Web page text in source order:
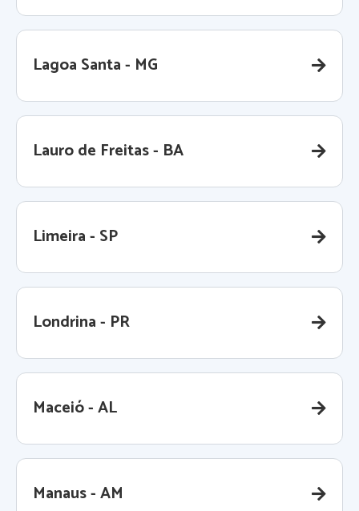
Lagoa Santa - MG
Lauro de Freitas - BA
Limeira - SP
Londrina - PR
Maceió - AL
Manaus - AM